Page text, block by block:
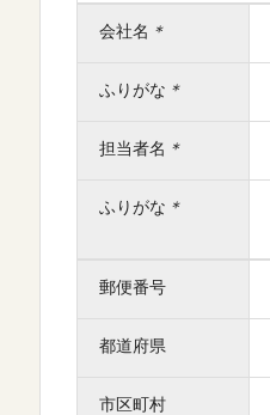
会社名 ＊
ふりがな ＊
担当者名 ＊
ふりがな ＊
郵便番号
都道府県
市区町村